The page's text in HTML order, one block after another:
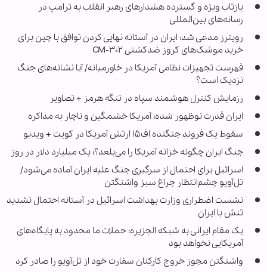
بازتاب ویژه و گسترده هشدارهای رهبر انقلاب به ترامپ در
رسانه‌های بین‌المللی
رویترز مدعی شد: ایران در آستانه نهایی کردن توافق با چین برای
خرید موشک‌های کروز ضدکشتی CM-۳۰۲
فهرست تجهیزات نظامی آمریکا در خاورمیانه/ آیا نشانه‌های جنگ
نزدیک است؟
رزمایش کنترل هوشمند سپاه در تنگه هرمز + تصاویر
ایران قدرت نوظهور شده؛ آمریکا خشمگین و ناچار به مذاکره
سقوط یک فروند جنگنده اف‌۱۵ ارتش آمریکا در کویت + ویدیو
جنگ ایران چگونه خزانه آمریکا را می‌بلعد؟؛ یک میلیارد دلار در روز
اسرائیل برای احتمال از سرگیری جنگ علیه ایران آماده می‌شود/
تل‌آویو چشم‌انتظار چراغ سبز واشنگتن
نشست اضطراری وزارت بهداشت اسرائیل در آستانه احتمال تشدید
تنش با ایران
یک مقام ایرانی به شبکه الجزیره: حملات ما محدود به پایگاه‌های
آمریکایی نخواهد بود
واشنگتن مجوز خروج کارکنان سفارت خود از تل‌آویو را صادر کرد